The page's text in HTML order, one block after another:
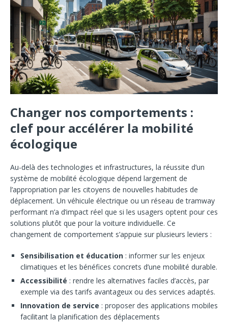
Changer nos comportements :
clef pour accélérer la mobilité
écologique
Au-delà des technologies et infrastructures, la réussite d’un
système de mobilité écologique dépend largement de
l’appropriation par les citoyens de nouvelles habitudes de
déplacement. Un véhicule électrique ou un réseau de tramway
performant n’a d’impact réel que si les usagers optent pour ces
solutions plutôt que pour la voiture individuelle. Ce
changement de comportement s’appuie sur plusieurs leviers :
Sensibilisation et éducation : informer sur les enjeux
climatiques et les bénéfices concrets d’une mobilité durable.
Accessibilité : rendre les alternatives faciles d’accès, par
exemple via des tarifs avantageux ou des services adaptés.
Innovation de service : proposer des applications mobiles
facilitant la planification des déplacements